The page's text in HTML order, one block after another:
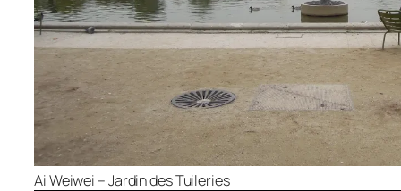
Ai Weiwei – Jardin des Tuileries